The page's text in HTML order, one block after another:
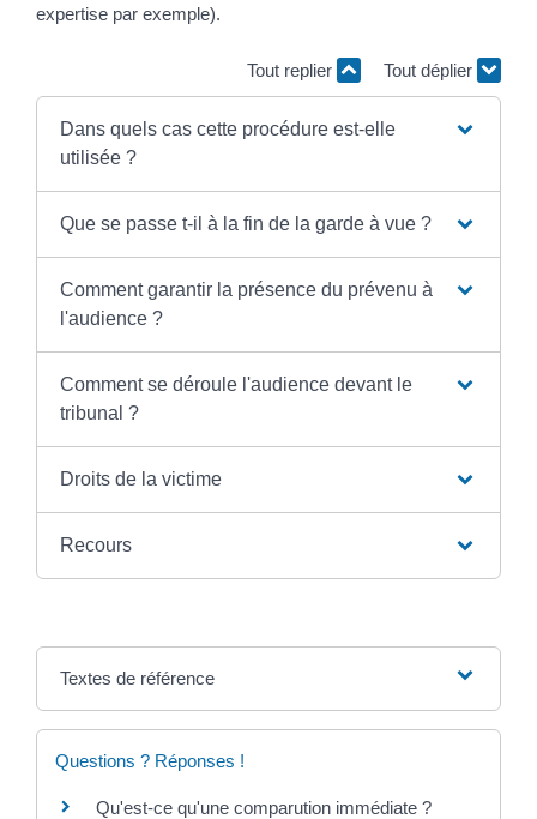
expertise par exemple).
Tout replier Tout déplier
Dans quels cas cette procédure est-elle
utilisée ?
Que se passe t-il à la fin de la garde à vue ?
Comment garantir la présence du prévenu à
l'audience ?
Comment se déroule l'audience devant le
tribunal ?
Droits de la victime
Recours
Textes de référence
Questions ? Réponses !
Qu'est-ce qu'une comparution immédiate ?